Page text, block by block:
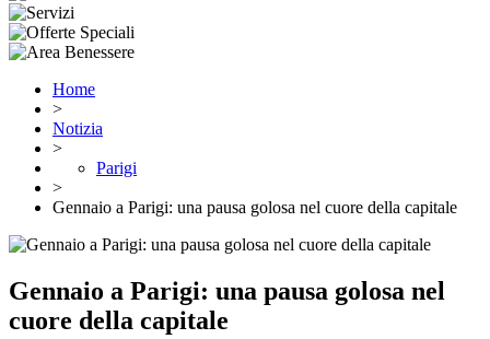
Home
>
Notizia
>
Parigi
>
Gennaio a Parigi: una pausa golosa nel cuore della capitale
Gennaio a Parigi: una pausa golosa nel
cuore della capitale